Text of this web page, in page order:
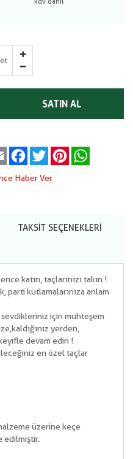
SATIN AL
Email Facebook
Twitter Pinterest
Haber Ver
TAKSIT SEÇENEKLERI
katın, taçlarınızı takın !
parti kutlamalarınıza anlam
için muhteşem
yerden,
devam edin !
en özel taçlar
üzerine keçe
edilmiştir.